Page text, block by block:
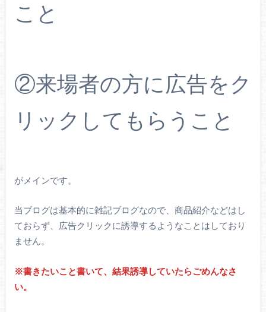
こと
②来場者の方に広告をク
リックしてもらうこと
がメインです。
当ブログは基本的に雑記ブログなので、商品紹介などはし
ておらず、広告クリックに誘導するようなことはしており
ません。
※書きたいこと書いて、結果誘導していたらごめんなさ
い。